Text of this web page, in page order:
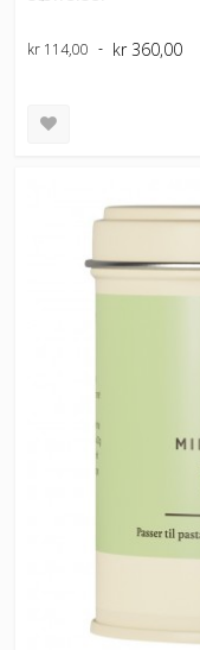
kr 114,00 kr 360,00